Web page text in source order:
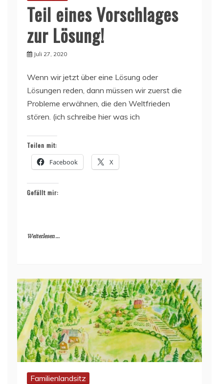
Teil eines Vorschlages
zur Lösung!
Juli 27, 2020
Wenn wir jetzt über eine Lösung oder
Lösungen reden, dann müssen wir zuerst die
Probleme erwähnen, die den Weltfrieden
stören. (ich schreibe hier was ich
Teilen mit:
Facebook X
Gefällt mir:
Weiterlesen ...
Familienlandsitz